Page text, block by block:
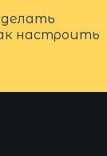
настроить